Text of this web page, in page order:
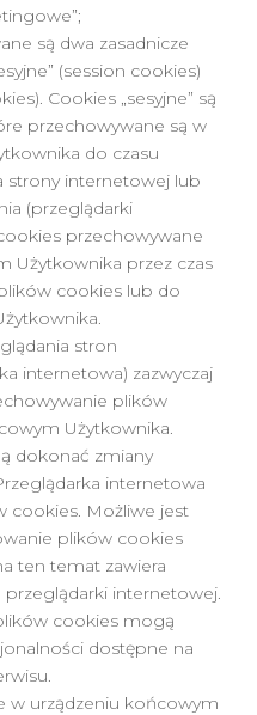
są dwa zasadnicze
(session cookies)
Cookies „sesyjne” są
przechowywane są w
do czasu
strony internetowej lub
(przeglądarki
przechowywane
Użytkownika przez czas
cookies lub do
stron
internetowa) zazwyczaj
plików
Użytkownika.
dokonać zmiany
internetowa
cookies. Możliwe jest
plików cookies
ten temat zawiera
internetowej.
cookies mogą
dostępne na
w urządzeniu końcowym